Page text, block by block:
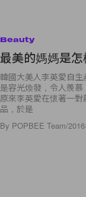
Beauty
最美的媽媽是
韓國大美人李英愛自
是容光煥發，令人羨
原來李英愛在懷著一
品，於是
By POPBEE Team/